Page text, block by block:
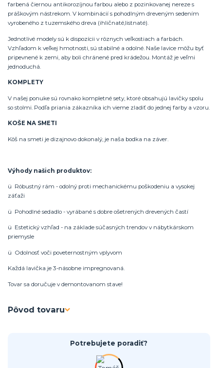
farbená čiernou antikorozíjnou farbou alebo z pozinkovanej nereze s
práškovým nástrekom. V kombinácií s pohodlným dreveným sedením
vyrobeného z tuzemského dreva (ihličnaté,listnaté).
Jednotlivé modely sú k dispozícii v rôznych veľkostiach a farbách.
Vzhľadom k veľkej hmotnosti, sú stabilné a odolné. Naše lavice môžu byť
pripevnené k zemi, aby boli chránené pred krádežou. Montáž je veľmi
jednoduchá.
KOMPLETY
V našej ponuke sú rovnako kompletné sety, ktoré obsahujú lavičky spolu
so stolmi. Podľa priania zákazníka ich vieme zladiť do jednej farby a vzoru.
KOŠE NA SMETI
Kôš na smeti je dizajnovo dokonalý, je naša bodka na záver.
Výhody našich produktov:
ü Róbustný rám - odolný proti mechanickému poškodeniu a vysokej
záťaži
ü Pohodlné sedadlo - vyrábané s dobre ošetrených drevených častí
ü Estetický vzhľad - na základe súčasných trendov v nábytkárskom
priemysle
ü Odolnosť voči poveternostným vplyvom
Každá lavička je 3-násobne impregnovaná.
Tovar sa doručuje v demontovanom stave!
Pôvod tovaru
Potrebujete poradiť?